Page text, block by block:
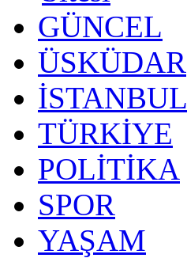
GÜNCEL
ÜSKÜDAR
İSTANBUL
TÜRKİYE
POLİTİKA
SPOR
YAŞAM